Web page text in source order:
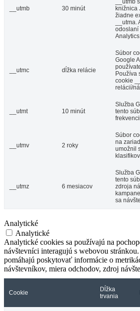
__utmb 30 minút
__utmb
knižnica
žiadne
odoslaní
__utmc dĺžka relácie
Súbor
Google
Používa
cookie
relácií/
__utmt 10 minút
Služba
tento
__utmv 2 roky
Súbor
na
umožnil
__utmz 6 mesiacov
Služba
tento
zdroja
sa
Analytické
Analytické
Analytické cookies sa používajú na
návštevníci interagujú s webovou
pomáhajú poskytovať informácie o
návštevníkov, miera odchodov, zdroj
Cookie
Dĺžka
trvania